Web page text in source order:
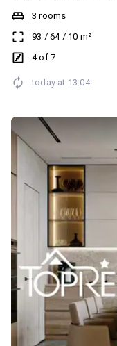
Сигналізація.
розвинена. Поруч три
3 rooms
93 / 64/ 10 m²
4 of 7
today at 13:04